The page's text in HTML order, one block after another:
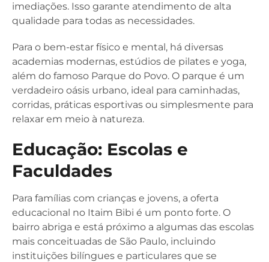
imediações. Isso garante atendimento de alta
qualidade para todas as necessidades.
Para o bem-estar físico e mental, há diversas
academias modernas, estúdios de pilates e yoga,
além do famoso Parque do Povo. O parque é um
verdadeiro oásis urbano, ideal para caminhadas,
corridas, práticas esportivas ou simplesmente para
relaxar em meio à natureza.
Educação: Escolas e
Faculdades
Para famílias com crianças e jovens, a oferta
educacional no Itaim Bibi é um ponto forte. O
bairro abriga e está próximo a algumas das escolas
mais conceituadas de São Paulo, incluindo
instituições bilíngues e particulares que se